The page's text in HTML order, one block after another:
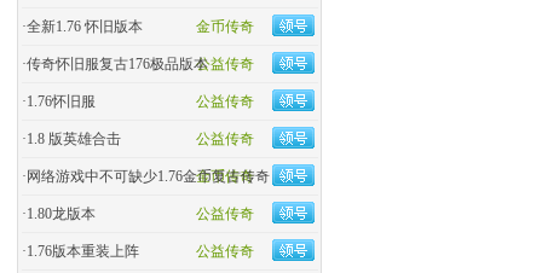
金币传奇
·全新1.76 怀旧版本
公益传奇
·传奇怀旧服复古176极品版本
公益传奇
·1.76怀旧服
公益传奇
·1.8 版英雄合击
金币传奇
· 网络游戏中不可缺少1.76金币复古传奇
公益传奇
·1.80龙版本
公益传奇
·1.76版本重装上阵